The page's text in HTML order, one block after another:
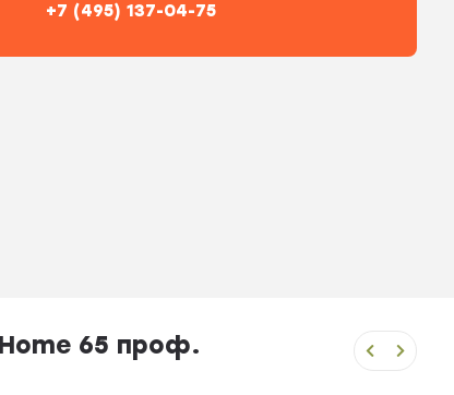
+7 (495) 137-04-75
65 проф.